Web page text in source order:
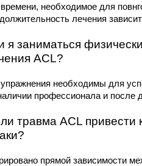
необходимое для
лечения
я заниматься
ACL?
необходимы для
профессионала и после
травма ACL привести
прямой зависимости